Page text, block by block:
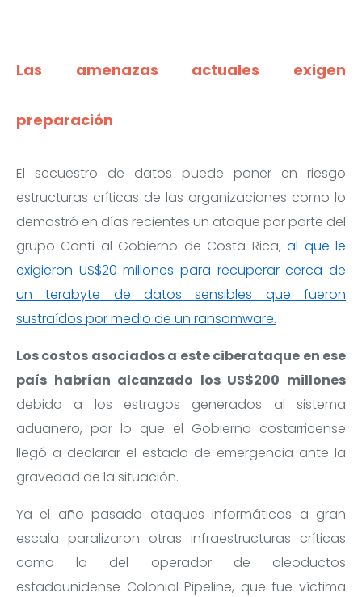
Las amenazas actuales exigen
preparación
El secuestro de datos puede poner en riesgo
estructuras críticas de las organizaciones como lo
demostró en días recientes un ataque por parte del
grupo Conti al Gobierno de Costa Rica,al que le
exigieron US$20 millones para recuperar cerca de
un terabyte de datos sensibles que fueron
sustraídos por medio de un ransomware.
Los costos asociados a este ciberataque en ese
país habrían alcanzado los US$200 millones
debido a los estragos generados al sistema
aduanero, por lo que el Gobierno costarricense
llegó a declarar el estado de emergencia ante la
gravedad de la situación.
Ya el año pasado ataques informáticos a gran
escala paralizaron otras infraestructuras críticas
como la del operador de oleoductos
estadounidense Colonial Pipeline, que fue víctima